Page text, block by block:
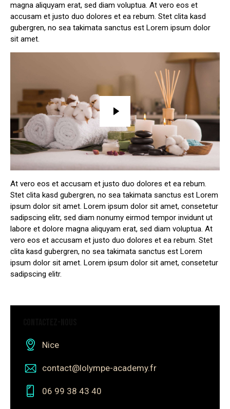
magna aliquyam erat, sed diam voluptua. At vero eos et
accusam et justo duo dolores et ea rebum. Stet clita kasd
gubergren, no sea takimata sanctus est Lorem ipsum dolor
sit amet.
At vero eos et accusam et justo duo dolores et ea rebum.
Stet clita kasd gubergren, no sea takimata sanctus est Lorem
ipsum dolor sit amet. Lorem ipsum dolor sit amet, consetetur
sadipscing elitr, sed diam nonumy eirmod tempor invidunt ut
labore et dolore magna aliquyam erat, sed diam voluptua. At
vero eos et accusam et justo duo dolores et ea rebum. Stet
clita kasd gubergren, no sea takimata sanctus est Lorem
ipsum dolor sit amet. Lorem ipsum dolor sit amet, consetetur
sadipscing elitr.
Nice
contact@lolympe-academy.fr
06 99 38 43 40